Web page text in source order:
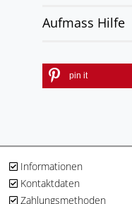
Aufmass Hilfe
pin it
Informationen
Kontaktdaten
Zahlungsmethoden